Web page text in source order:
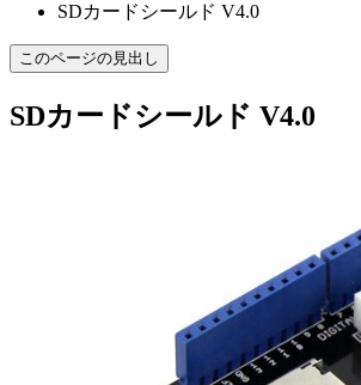
SDカードシールド V4.0
このページの見出し
SDカードシールド V4.0